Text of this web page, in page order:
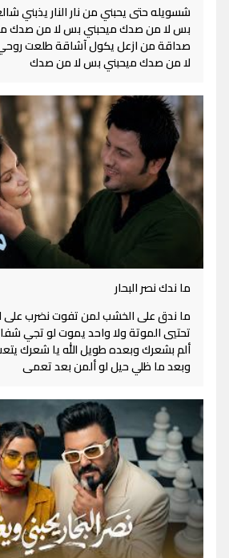
شسويله حتى يحبني من نار النار يذبني
بس لا من صدك ميحبني بس لا من صدك
صداقة من ازعل يكول آشاقة طلعت
لا من صدك ميحبني بس لا من صدك
ما ندك نصر البحار
ما ندق على الخشب لمن تفوت نضرب على
تحتيي الموتة ولا واحد يموت لو تجي
ألم بشعرك وبعده طويل الله يا شعرك
وبعد ما ظلي حيل لو ألمن بعد تعمى